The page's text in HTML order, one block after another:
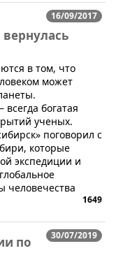
16/09/2017
в том, что
может
всегда богатая
ученых.
поговорил с
которые
экспедиции и
человечества
1649
30/07/2019
по